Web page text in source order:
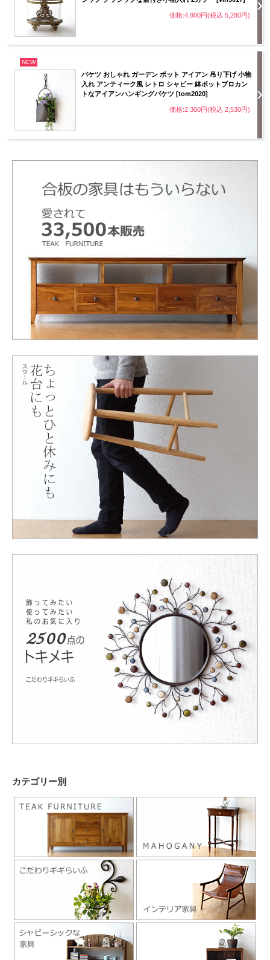
価格:4,800円(税込 5,280円)
NEW
バケツ おしゃれ ガーデン ポット アイアン 吊り下げ 小物
入れ アンティーク風 レトロ シャビー 鉢ポットブロカン
トなアイアンハンギングバケツ [tom2020]
価格:2,300円(税込 2,530円)
カテゴリー別